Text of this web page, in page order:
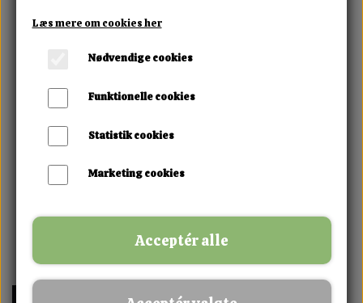
Læs mere om cookies her
Nødvendige cookies
Funktionelle cookies
Statistik cookies
Marketing cookies
Acceptér alle